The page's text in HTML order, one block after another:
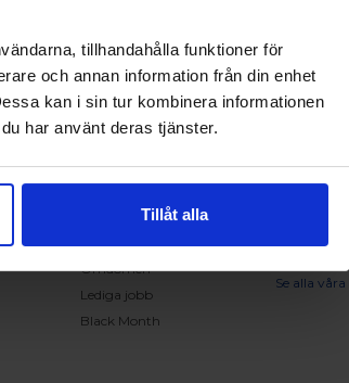
tillhandahålla funktioner för
och annan information från din enhet
kan i sin tur kombinera informationen
har använt deras tjänster.
Tillåt alla
Snabblänkar
Monterat och klart
Inspiration
Vanliga frågor och svar
Återförsäljare
Omdömen
Lediga jobb
Black Month
Lagegatan
262 71
0431 - 37
Org Nr:
Se alla